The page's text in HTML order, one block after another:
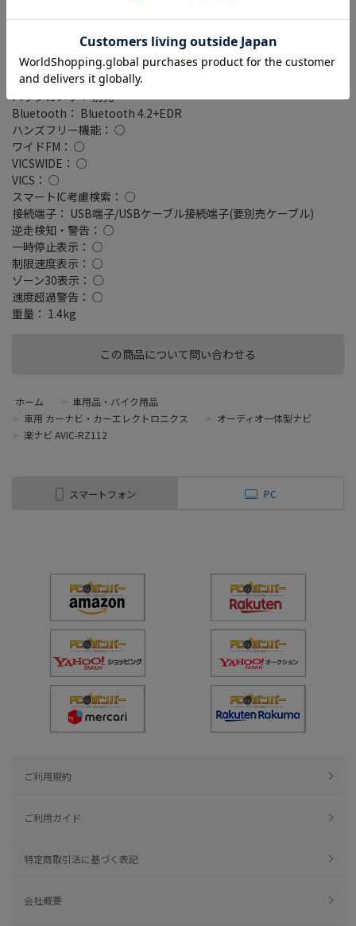
この商品について問い合わせる
タッチパネル種類： 静電式
地図データ： MapFan
TVチューナー： なし
バックカメラ： 別売
Bluetooth： Bluetooth 4.2+EDR
ハンズフリー機能： ○
ワイドFM： ○
VICSWIDE： ○
VICS： ○
スマートIC考慮検索： ○
接続端子： USB端子/USBケーブル接続端子(要別売ケーブル)
逆走検知・警告： ○
一時停止表示： ○
制限速度表示： ○
ゾーン30表示： ○
速度超過警告： ○
重量： 1.4kg
ホーム > 車用品・バイク用品
> 車用 カーナビ・カーエレクトロニクス > オーディオ一体型ナビ
> 楽ナビ AVIC-RZ112
スマートフォン PC
ご利用規約
ご利用ガイド
特定商取引法に基づく表記
会社概要